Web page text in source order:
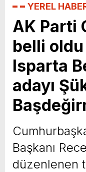
YEREL
AK Parti
belli
Isparta
adayı
Başkanı
düzenlenen